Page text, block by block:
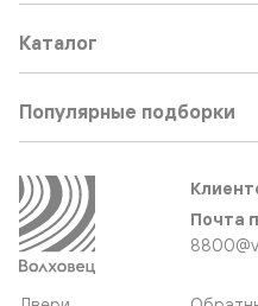
Каталог
Популярные подборки
Почта